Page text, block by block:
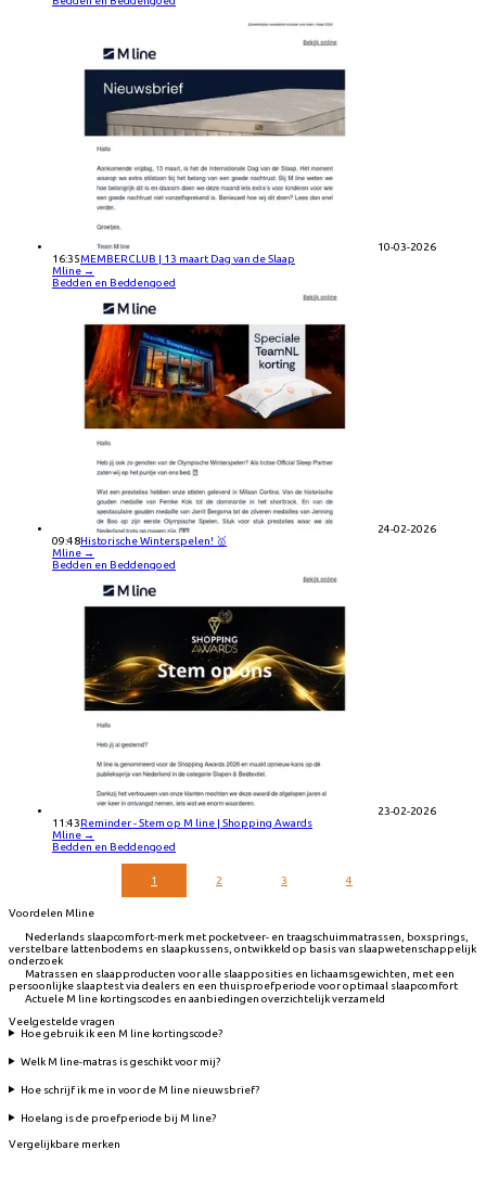
10-03-2026
16:35MEMBERCLUB | 13 maart Dag van de Slaap
Mline →
Bedden en Beddengoed
24-02-2026
09:48Historische Winterspelen! 🥇
Mline →
Bedden en Beddengoed
23-02-2026
11:43Reminder - Stem op M line | Shopping Awards
Mline →
Bedden en Beddengoed
1 2 3 4
Voordelen Mline
Nederlands slaapcomfort-merk met pocketveer- en traagschuimmatrassen, boxsprings,
verstelbare lattenbodems en slaapkussens, ontwikkeld op basis van slaapwetenschappelijk
onderzoek
Matrassen en slaapproducten voor alle slaapposities en lichaamsgewichten, met een
persoonlijke slaaptest via dealers en een thuisproefperiode voor optimaal slaapcomfort
Actuele M line kortingscodes en aanbiedingen overzichtelijk verzameld
Veelgestelde vragen
Hoe gebruik ik een M line kortingscode?
Welk M line-matras is geschikt voor mij?
Hoe schrijf ik me in voor de M line nieuwsbrief?
Hoelang is de proefperiode bij M line?
Vergelijkbare merken